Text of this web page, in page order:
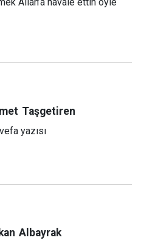
Taşgetiren
yazısı
Albayrak